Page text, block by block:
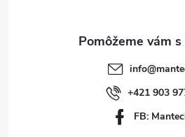
info@
+421 903
FB: